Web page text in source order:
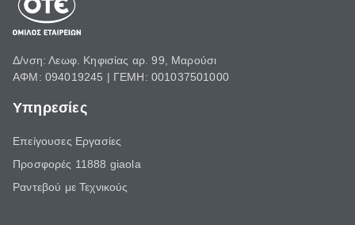
Δ/νση: Λεωφ. Κηφισίας αρ. 99, Μαρούσι
ΑΦΜ: 094019245 | ΓΕΜΗ: 001037501000
Υπηρεσίες
Επείγουσες Εργασίες
Προσφορές 11888 giaola
Ραντεβού με Τεχνικούς